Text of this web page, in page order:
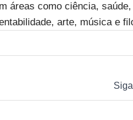
áreas como ciência,
arte, música e